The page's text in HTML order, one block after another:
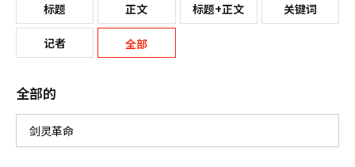
标题 正文 标题+正文 关键词
记者 全部
全部的